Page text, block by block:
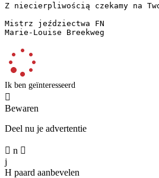
Z niecierpliwością czekamy na
Mistrz jeździectwa FN
Marie-Louise Breekweg
Ik ben geïnteresseerd

Bewaren
Deel nu je advertentie
 n 
j
H paard aanbevelen